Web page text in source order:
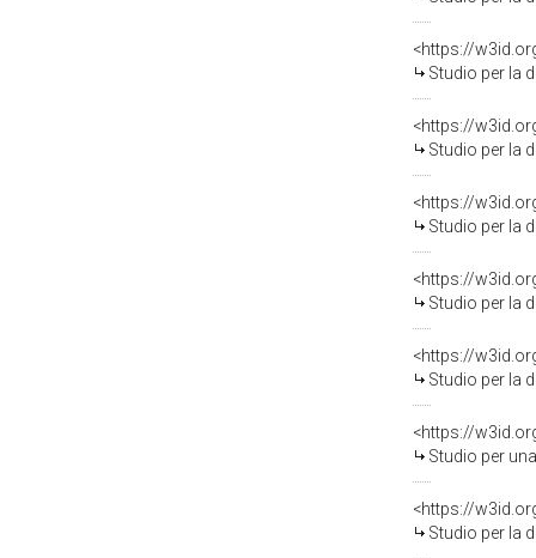
<https://
Studio per la
<https://
Studio per la
<https://
Studio per la
<https://
Studio per la
<https://
Studio per la
<https://
Studio per una
<https://
Studio per la